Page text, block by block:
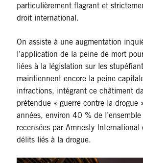
particulièrement flagrant et
droit international.
On assiste à une augmentation
l’application de la peine de mort
liées à la législation sur les
maintiennent encore la peine
infractions, intégrant ce châtiment
prétendue « guerre contre la drogue
années, environ 40 % de
recensées par Amnesty International
délits liés à la drogue.